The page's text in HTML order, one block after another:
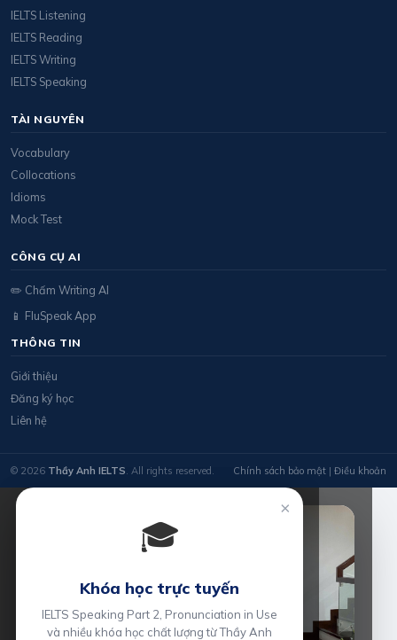
IELTS Listening
IELTS Reading
IELTS Writing
IELTS Speaking
TÀI NGUYÊN
Vocabulary
Collocations
Idioms
Mock Test
CÔNG CỤ AI
✏️ Chấm Writing AI
📱 FluSpeak App
THÔNG TIN
Giới thiệu
Đăng ký học
Liên hệ
© 2026 Thầy Anh IELTS. All rights reserved. Chính sách bảo mật | Điều khoản
×
🎓
Khóa học trực tuyến
IELTS Speaking Part 2, Pronunciation in Use
và nhiều khóa học chất lượng từ Thầy Anh